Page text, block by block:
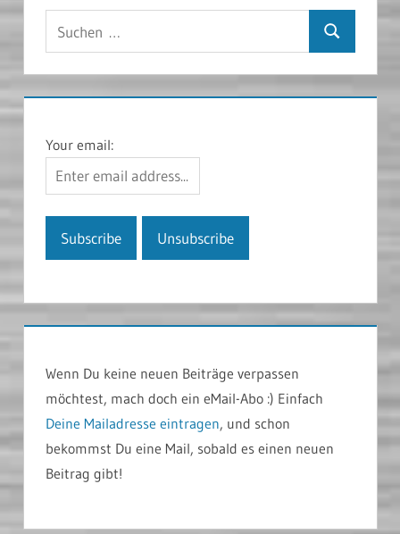
Suchen
Your email:
Wenn Du keine neuen Beiträge verpassen
möchtest, mach doch ein eMail-Abo :) Einfach
Deine Mailadresse eintragen, und schon
bekommst Du eine Mail, sobald es einen neuen
Beitrag gibt!